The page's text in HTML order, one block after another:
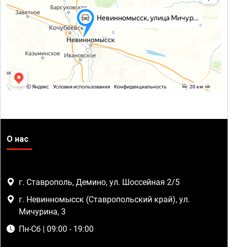
О нас
г. Ставрополь, Демино, ул. Шоссейная 2/5
г. Невинномысск (Ставропольский край), ул.
Мичурина, 3
Пн-Сб | 09:00 - 19:00